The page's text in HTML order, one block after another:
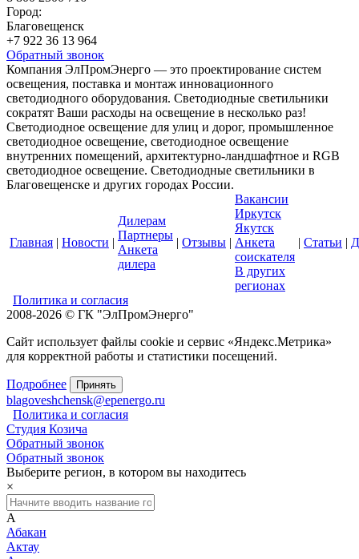
Город:
Благовещенск
+7 922 36 13 964
Обратный звонок
Компания ЭлПромЭнерго — это проектирование систем
освещения, поставка и монтаж инновационного
светодиодного оборудования. Светодиодные светильники
сократят Ваши расходы на освещение в несколько раз!
Светодиодное освещение для улиц и дорог, промышленное
светодиодное освещение, светодиодное освещение
внутренних помещений, архитектурно-ландшафтное и RGB
светодиодное освещение. Светодиодные светильники в
Благовещенске и других городах России.
Главная | Новости |
Дилерам
Партнеры
Анкета
дилера
| Отзывы |
Вакансии
Иркутск
Якутск
Анкета
соискателя
В других
регионах
| Статьи |
Политика и согласия
2008-2026 © ГК "ЭлПромЭнерго"
Сайт использует файлы cookie и сервис «Яндекс.Метрика»
для корректной работы и статистики посещений.
Подробнее Принять
blagoveshchensk@epenergo.ru
Политика и согласия
Студия Козича
Обратный звонок
Обратный звонок
Выберите регион, в котором вы находитесь
×
А
Абакан
Актау